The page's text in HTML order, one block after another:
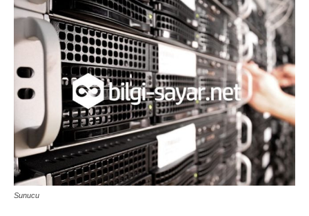
Sunucu